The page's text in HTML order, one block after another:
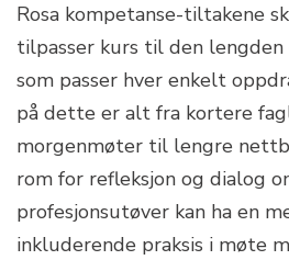
Rosa kompetanse-tiltakene
tilpasser kurs til den
som passer hver enkelt
på dette er alt fra kortere
morgenmøter til lengre
rom for refleksjon og dialog
profesjonsutøver kan ha en
inkluderende praksis i møte